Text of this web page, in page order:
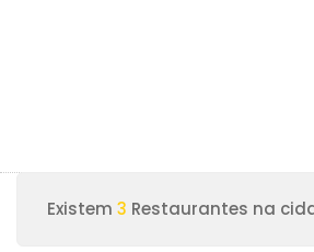
Existem 3 Restaurantes na